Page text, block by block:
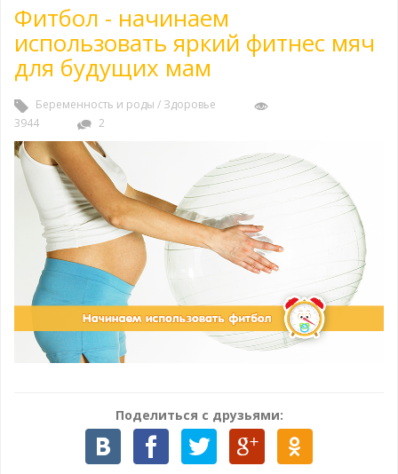
Фитбол - начинаем
использовать яркий фитнес мяч
для будущих мам
Беременность и роды / Здоровье
3944
2
Поделиться с друзьями: